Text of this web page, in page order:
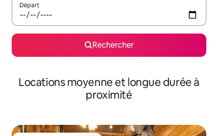
Départ
Rechercher
Locations moyenne et longue durée à
proximité